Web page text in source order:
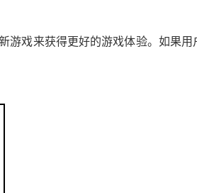
游戏来获得更好的游戏体验。如果用